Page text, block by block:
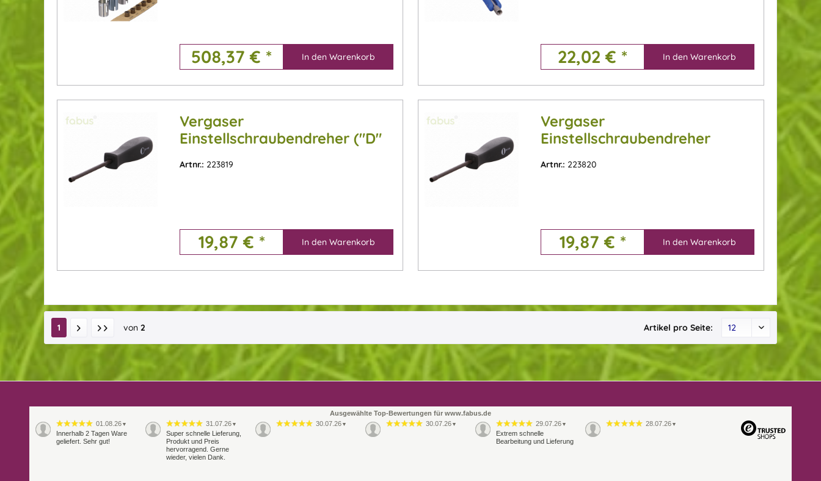
508,37 € * In den Warenkorb 22,02 € * In den Warenkorb
Vergaser
Einstellschraubendreher ("D"
Artnr.: 223819
19,87 € * In den Warenkorb
Vergaser
Einstellschraubendreher
Artnr.: 223820
19,87 € * In den Warenkorb
1 von 2 Artikel pro Seite:
Ausgewählte Top-Bewertungen für www.fabus.de
01.08.26 ▼
Innerhalb 2 Tagen Ware
geliefert. Sehr gut!
31.07.26 ▼
Super schnelle Lieferung,
Produkt und Preis
hervorragend. Gerne
wieder, vielen Dank.
30.07.26 ▼ 30.07.26 ▼ 29.07.26 ▼
Extrem schnelle
Bearbeitung und Lieferung
28.07.26 ▼